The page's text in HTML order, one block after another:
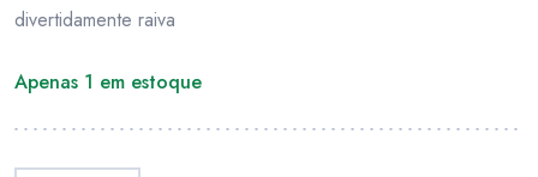
divertidamente raiva
Apenas 1 em estoque